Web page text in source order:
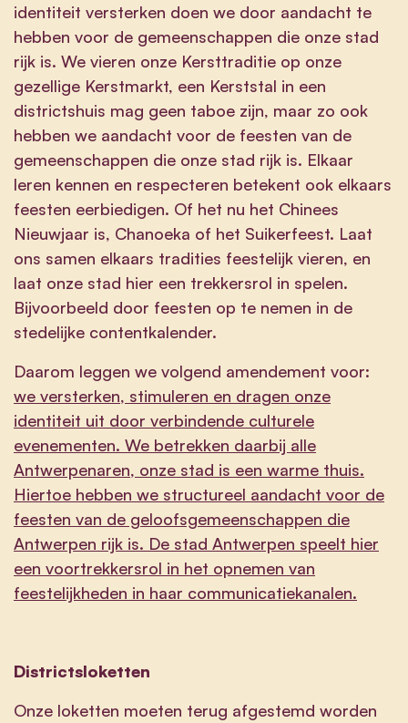
identiteit versterken doen we door aandacht te
hebben voor de gemeenschappen die onze stad
rijk is. We vieren onze Kersttraditie op onze
gezellige Kerstmarkt, een Kerststal in een
districtshuis mag geen taboe zijn, maar zo ook
hebben we aandacht voor de feesten van de
gemeenschappen die onze stad rijk is. Elkaar
leren kennen en respecteren betekent ook elkaars
feesten eerbiedigen. Of het nu het Chinees
Nieuwjaar is, Chanoeka of het Suikerfeest. Laat
ons samen elkaars tradities feestelijk vieren, en
laat onze stad hier een trekkersrol in spelen.
Bijvoorbeeld door feesten op te nemen in de
stedelijke contentkalender.
Daarom leggen we volgend amendement voor:
we versterken, stimuleren en dragen onze
identiteit uit door verbindende culturele
evenementen. We betrekken daarbij alle
Antwerpenaren, onze stad is een warme thuis.
Hiertoe hebben we structureel aandacht voor de
feesten van de geloofsgemeenschappen die
Antwerpen rijk is. De stad Antwerpen speelt hier
een voortrekkersrol in het opnemen van
feestelijkheden in haar communicatiekanalen.
Districtsloketten
Onze loketten moeten terug afgestemd worden